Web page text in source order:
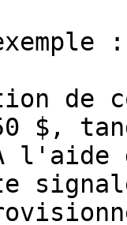
:
de
$,
l'aide